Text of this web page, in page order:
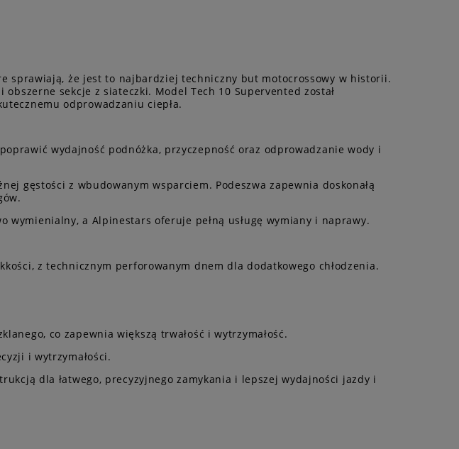
sprawiają, że jest to najbardziej techniczny but motocrossowy w historii.
sekcje z siateczki. Model Tech 10 Supervented został
odprowadzaniu ciepła.
wydajność podnóżka, przyczepność oraz odprowadzanie wody i
gęstości z wbudowanym wsparciem. Podeszwa zapewnia doskonałą
wymienialny, a Alpinestars oferuje pełną usługę wymiany i naprawy.
z technicznym perforowanym dnem dla dodatkowego chłodzenia.
co zapewnia większą trwałość i wytrzymałość.
i wytrzymałości.
dla łatwego, precyzyjnego zamykania i lepszej wydajności jazdy i